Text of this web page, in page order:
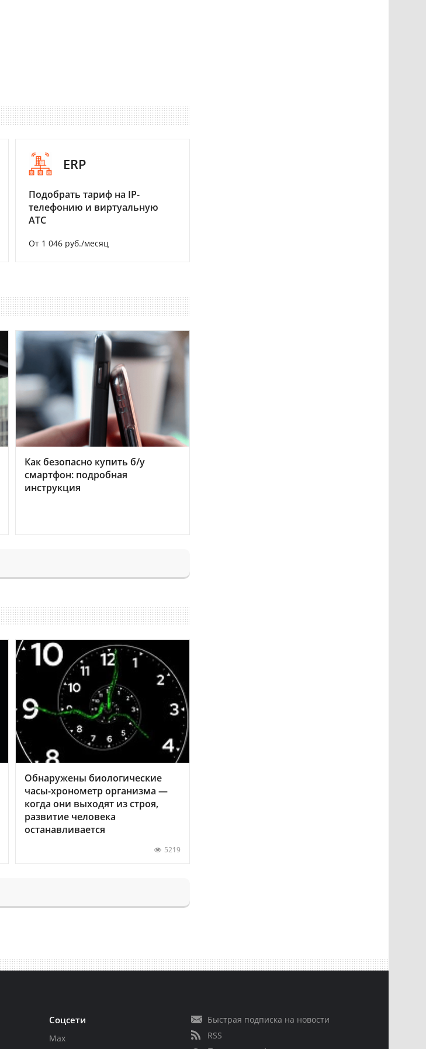
ERP
Подобрать тариф на IP-
телефонию и виртуальную
АТС
От 1 046 руб./месяц
Как безопасно купить б/у
смартфон: подробная
инструкция
Обнаружены биологические
часы-хронометр организма —
когда они выходят из строя,
развитие человека
останавливается
5219
Соцсети
Max
Быстрая подписка на новости
RSS